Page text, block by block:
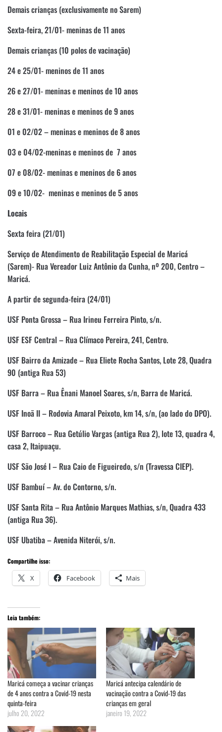
Demais crianças (exclusivamente no Sarem)
Sexta-feira, 21/01- meninas de 11 anos
Demais crianças (10 polos de vacinação)
24 e 25/01- meninos de 11 anos
26 e 27/01- meninas e meninos de 10 anos
28 e 31/01- meninas e meninos de 9 anos
01 e 02/02 – meninas e meninos de 8 anos
03 e 04/02-meninas e meninos de 7 anos
07 e 08/02- meninas e meninos de 6 anos
09 e 10/02- meninas e meninos de 5 anos
Locais
Sexta feira (21/01)
Serviço de Atendimento de Reabilitação Especial de Maricá
(Sarem)- Rua Vereador Luiz Antônio da Cunha, nº 200, Centro –
Maricá.
A partir de segunda-feira (24/01)
USF Ponta Grossa – Rua Irineu Ferreira Pinto, s/n.
USF ESF Central – Rua Clímaco Pereira, 241, Centro.
USF Bairro da Amizade – Rua Eliete Rocha Santos, Lote 28, Quadra
90 (antiga Rua 53)
USF Barra – Rua Ênani Manoel Soares, s/n, Barra de Maricá.
USF Inoã II – Rodovia Amaral Peixoto, km 14, s/n, (ao lado do DPO).
USF Barroco – Rua Getúlio Vargas (antiga Rua 2), lote 13, quadra 4,
casa 2, Itaipuaçu.
USF São José I – Rua Caio de Figueiredo, s/n (Travessa CIEP).
USF Bambuí – Av. do Contorno, s/n.
USF Santa Rita – Rua Antônio Marques Mathias, s/n, Quadra 433
(antiga Rua 36).
USF Ubatiba – Avenida Niterói, s/n.
Compartilhe isso:
X Facebook Mais
Leia também:
Maricá começa a vacinar crianças
de 4 anos contra a Covid-19 nesta
quinta-feira
julho 20, 2022
Maricá antecipa calendário de
vacinação contra a Covid-19 das
crianças em geral
janeiro 19, 2022